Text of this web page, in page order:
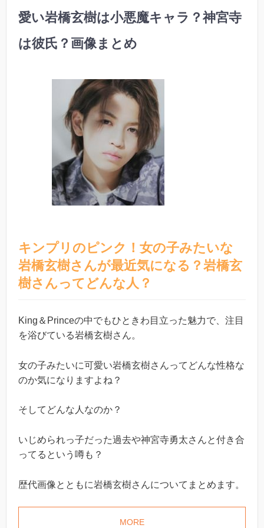
愛い岩橋玄樹は小悪魔キャラ？神宮寺
は彼氏？画像まとめ
キンプリのピンク！女の子みたいな
岩橋玄樹さんが最近気になる？岩橋玄
樹さんってどんな人？
King＆Princeの中でもひときわ目立った魅力で、注目
を浴びている岩橋玄樹さん。
女の子みたいに可愛い岩橋玄樹さんってどんな性格な
のか気になりますよね？
そしてどんな人なのか？
いじめられっ子だった過去や神宮寺勇太さんと付き合
ってるという噂も？
歴代画像とともに岩橋玄樹さんについてまとめます。
MORE